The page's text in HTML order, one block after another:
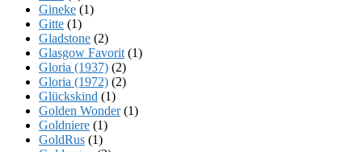
Gineke (1)
Gitte (1)
Gladstone (2)
Glasgow Favorit (1)
Gloria (1937) (2)
Gloria (1972) (2)
Glückskind (1)
Golden Wonder(1)
Goldniere (1)
GoldRus (1)